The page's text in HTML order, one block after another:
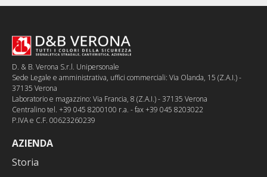
D. & B. Verona S.r.l. Unipersonale
Sede Legale e amministrativa, uffici commerciali: Via Olanda, 15 (Z.A.I.) -
37135 Verona
Laboratorio e magazzino: Via Francia, 8 (Z.A.I.) - 37135 Verona
Centralino tel. +39 045 8200100 r.a. - fax +39 045 8203022
P.IVA e C.F. 00623260239
AZIENDA
Storia